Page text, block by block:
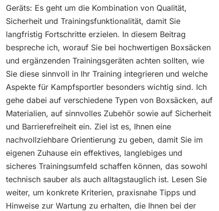
Geräts: Es geht um die Kombination von Qualität,
Sicherheit und Trainingsfunktionalität, damit Sie
langfristig Fortschritte erzielen. In diesem Beitrag
bespreche ich, worauf Sie bei hochwertigen Boxsäcken
und ergänzenden Trainingsgeräten achten sollten, wie
Sie diese sinnvoll in Ihr Training integrieren und welche
Aspekte für Kampfsportler besonders wichtig sind. Ich
gehe dabei auf verschiedene Typen von Boxsäcken, auf
Materialien, auf sinnvolles Zubehör sowie auf Sicherheit
und Barrierefreiheit ein. Ziel ist es, Ihnen eine
nachvollziehbare Orientierung zu geben, damit Sie im
eigenen Zuhause ein effektives, langlebiges und
sicheres Trainingsumfeld schaffen können, das sowohl
technisch sauber als auch alltagstauglich ist. Lesen Sie
weiter, um konkrete Kriterien, praxisnahe Tipps und
Hinweise zur Wartung zu erhalten, die Ihnen bei der